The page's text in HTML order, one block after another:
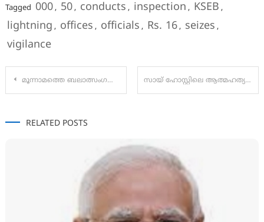
Tagged 000, 50, conducts , inspection , KSEB ,
lightning , offices , officials , Rs. 16, seizes ,
vigilance
Post
മൂന്നാമത്തെ ബലാത്സംഗക്കേസിൽ രാഹുൽ മാങ്കൂട്ടത്തിൽ എംഎൽഎയ്ക്ക് ജാമ്യമില്ല. സായ് ഹോസ്റ്റിലെ ആത്മഹത്യയില്‍ അന്വേഷണത്തിന് പ്രത്യേക സംഘം
RELATED POSTS